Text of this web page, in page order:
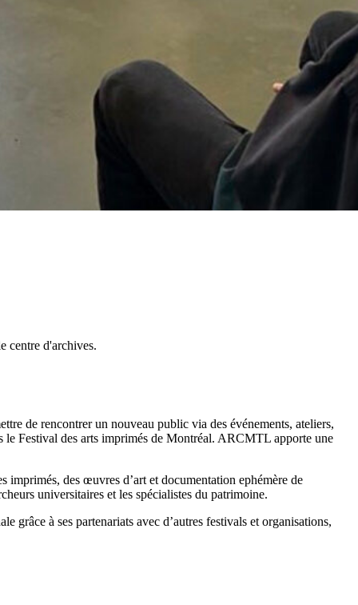
centre d'archives.
de rencontrer un nouveau public via des événements, ateliers,
le Festival des arts imprimés de Montréal. ARCMTL apporte une
des œuvres d’art et documentation ephémère de
universitaires et les spécialistes du patrimoine.
à ses partenariats avec d’autres festivals et organisations,